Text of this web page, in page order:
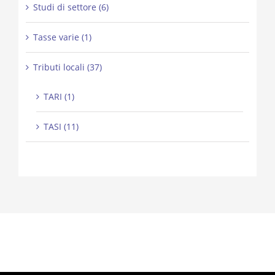
Studi di settore (6)
Tasse varie (1)
Tributi locali (37)
TARI (1)
TASI (11)